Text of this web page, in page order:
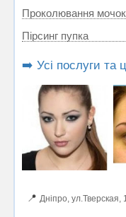
Проколювання
Пірсинг пупка
➡️ Усі послуги та
📍 Дніпро, ул.Тверская,